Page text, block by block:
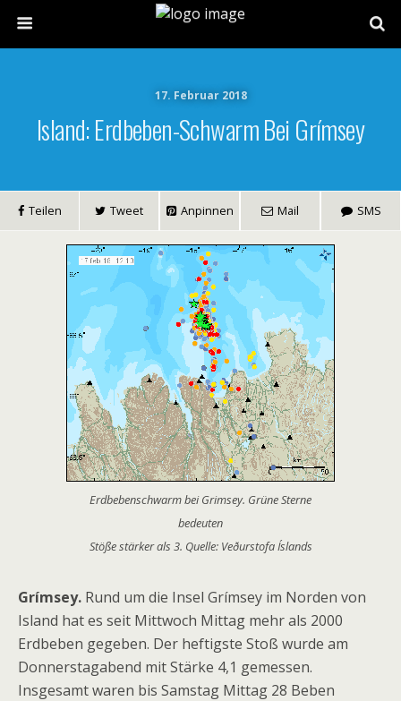
17. Februar 2018
Island: Erdbeben-Schwarm Bei Grímsey
Teilen Tweet Anpinnen Mail SMS
Erdbebenschwarm bei Grimsey. Grüne Sterne
bedeuten
Stöße stärker als 3. Quelle: Veðurstofa Íslands
Grímsey. Rund um die Insel Grímsey im Norden von
Island hat es seit Mittwoch Mittag mehr als 2000
Erdbeben gegeben. Der heftigste Stoß wurde am
Donnerstagabend mit Stärke 4,1 gemessen.
Insgesamt waren bis Samstag Mittag 28 Beben